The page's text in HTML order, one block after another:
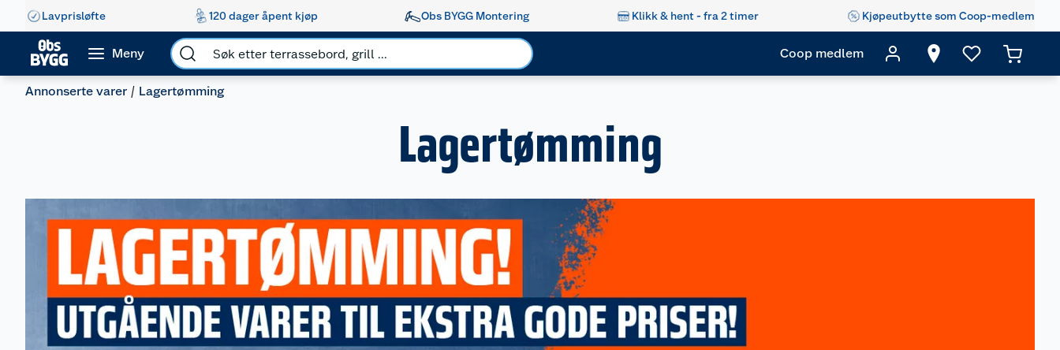
Lavprisløfte 120 dager åpent kjøp Obs BYGG Montering Klikk & hent - fra 2 timer Kjøpeutbytte som Coop-medlem
Meny Coop medlem
Annonserte varer Lagertømming
Lagertømming